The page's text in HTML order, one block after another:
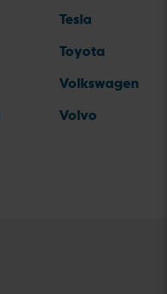
Tesla
Toyota
Volkswagen
Volvo